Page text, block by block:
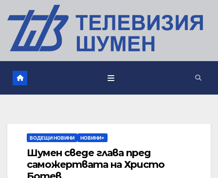
ВОДЕЩИ НОВИНИ НОВИНИ+
Шумен сведе глава пред
саможертвата на Христо